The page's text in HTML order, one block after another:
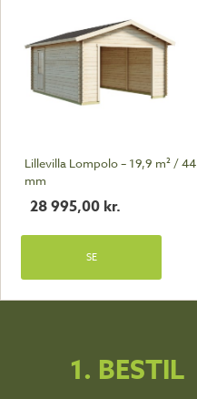
Lillevilla Lompolo – 19,9 m² / 44
mm
28 995,00 kr.
SE
1. BESTIL